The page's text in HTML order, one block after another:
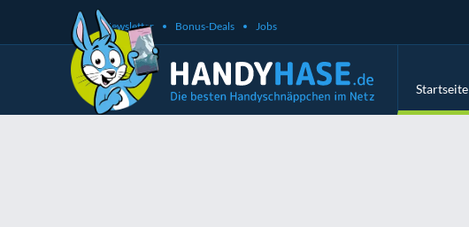
Newsletter Bonus-Deals Jobs
Startseite